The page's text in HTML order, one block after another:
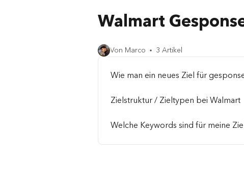
Walmart
Von Marco 3 Artikel
Wie man ein neues Ziel für
Zielstruktur / Zieltypen bei Walmart
Welche Keywords sind für meine